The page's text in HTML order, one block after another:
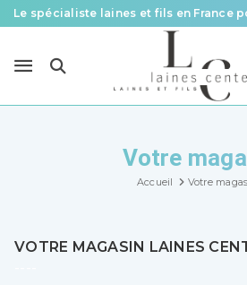
Le spécialiste laines et fils en France
Livraison offerte à partir de 58 €
Votre
Accueil Votre
VOTRE MAGASIN LAINES